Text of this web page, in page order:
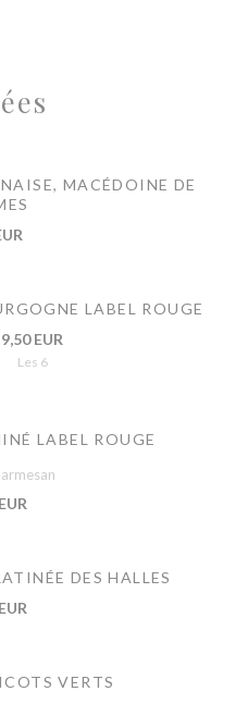
MACÉDOINE DE
LABEL ROUGE
9,50 EUR
Les 6
LABEL ROUGE
DES HALLES
VERTS